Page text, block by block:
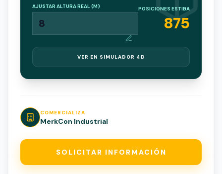
AJUSTAR ALTURA REAL (M) POSICIONES ESTIBA
875
VER EN SIMULADOR 4D
COMERCIALIZA
MerkCon Industrial
SOLICITAR INFORMACIÓN